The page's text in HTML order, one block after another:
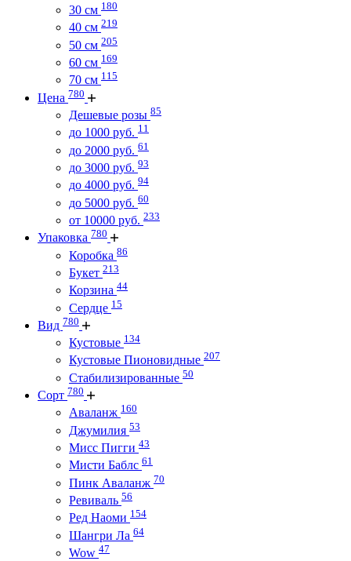
30 см 180
40 см 219
50 см 205
60 см 169
70 см 115
Цена 780
Дешевые розы 85
до 1000 руб. 11
до 2000 руб. 61
до 3000 руб. 93
до 4000 руб. 94
до 5000 руб. 60
от 10000 руб. 233
Упаковка 780
Коробка 86
Букет 213
Корзина 44
Сердце 15
Вид 780
Кустовые 134
Кустовые Пионовидные 207
Стабилизированные 50
Сорт 780
Аваланж 160
Джумилия 53
Мисс Пигги 43
Мисти Баблс 61
Пинк Аваланж 70
Ревиваль 56
Ред Наоми 154
Шангри Ла 64
Wow 47